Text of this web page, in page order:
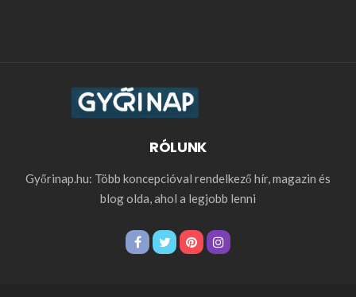
RÓLUNK
Győrinap.hu: Több koncepcióval rendelkező hír, magazin és
blog olda, ahol a legjobb lenni